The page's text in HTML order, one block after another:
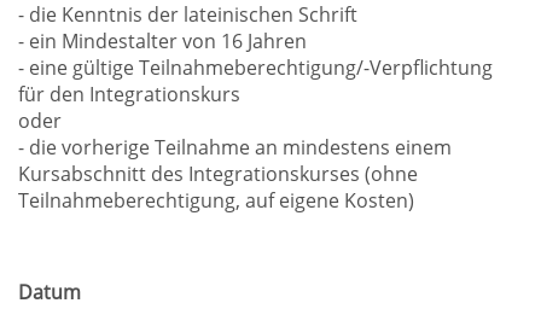
- die Kenntnis der lateinischen Schrift
- ein Mindestalter von 16 Jahren
- eine gültige Teilnahmeberechtigung/-Verpflichtung
für den Integrationskurs
oder
- die vorherige Teilnahme an mindestens einem
Kursabschnitt des Integrationskurses (ohne
Teilnahmeberechtigung, auf eigene Kosten)
Datum